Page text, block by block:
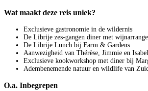
Wat maakt deze reis uniek?
Exclusieve gastronomie in de wildernis
De Librije zes-gangen diner met
De Librije Lunch bij Farm & Gardens
Aanwezigheid van Thérèse, Jimmie en
Exclusieve kookworkshop met diner bij
Adembenemende natuur en wildlife van
O.a. Inbegrepen